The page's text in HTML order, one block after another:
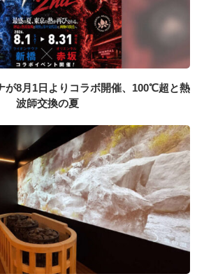
が8月1日よりコラボ開催、100℃超と熱
波師交換の夏